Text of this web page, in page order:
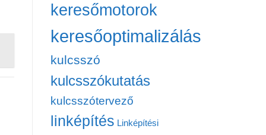
keresőmotorok
keresőoptimalizálás
kulcsszó
kulcsszókutatás
kulcsszótervező
linképítés Linképítési